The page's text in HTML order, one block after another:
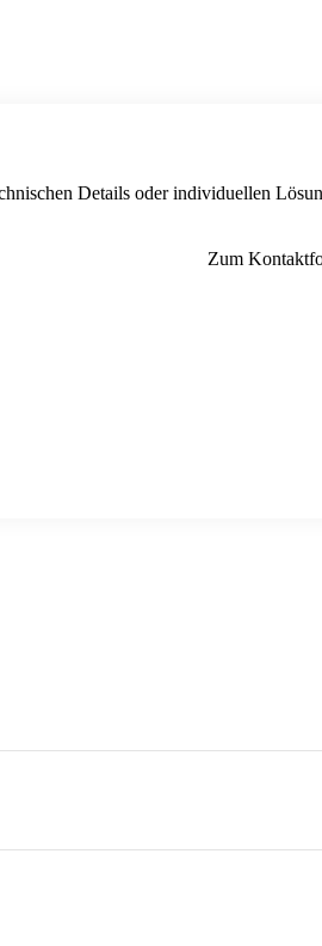
Details oder individuellen
Zum